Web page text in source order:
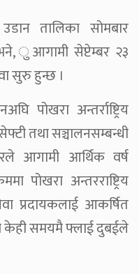
तालिका सोमबार
ुआगामी सेप्टेम्बर २३
सुरु हुन्छ ।
पोखरा अन्तर्राष्ट्रिय
तथा सञ्चालनसम्बन्धी
आगामी आर्थिक वर्ष
पोखरा अन्तरराष्ट्रिय
प्रदायकलाई आकर्षित
केही समयमै फ्लाई दुबईले